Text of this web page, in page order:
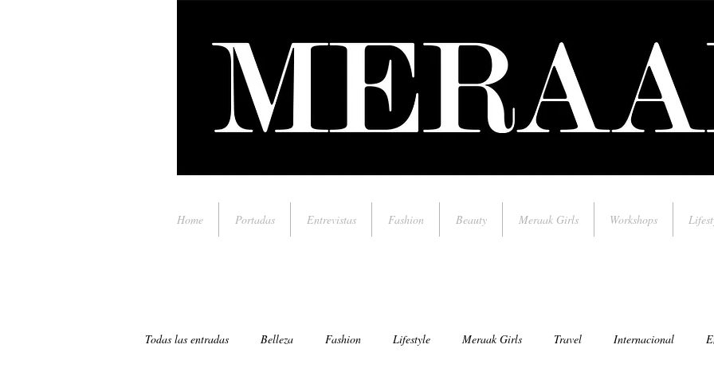
Home Portadas Entrevistas Fashion Beauty Meraak Girls Workshops
Todas las entradas Belleza Fashion Lifestyle Meraak Girls Travel Internacional